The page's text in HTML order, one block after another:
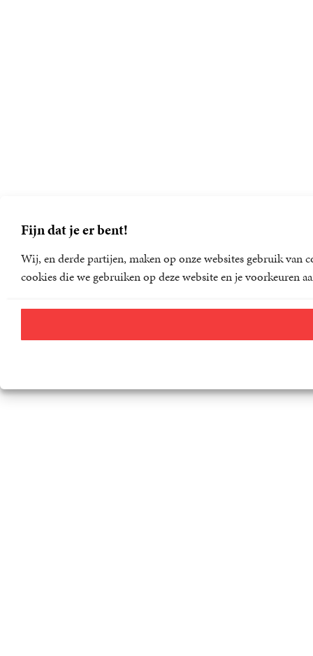
Fijn dat je er bent!
Wij, en derde partijen, maken op onze websites gebruik van
cookies die we gebruiken op deze website en je voorkeuren